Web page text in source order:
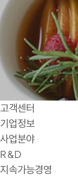
고객센터
기업정보
사업분야
R&D
지속가능경영